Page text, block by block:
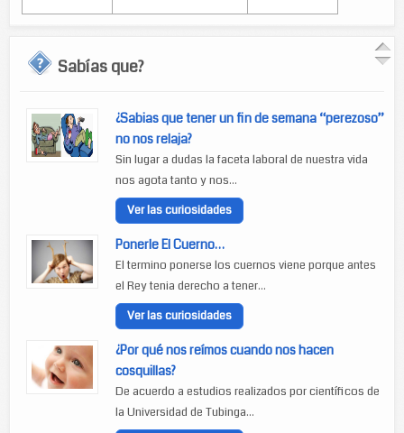
Sabías que?
¿Sabias que tener un fin de semana “perezoso”
no nos relaja?
Sin lugar a dudas la faceta laboral de nuestra vida
nos agota tanto y nos...
Ver las curiosidades
Ponerle El Cuerno…
El termino ponerse los cuernos viene porque antes
el Rey tenia derecho a tener...
Ver las curiosidades
¿Por qué nos reímos cuando nos hacen
cosquillas?
De acuerdo a estudios realizados por científicos de
la Universidad de Tubinga...